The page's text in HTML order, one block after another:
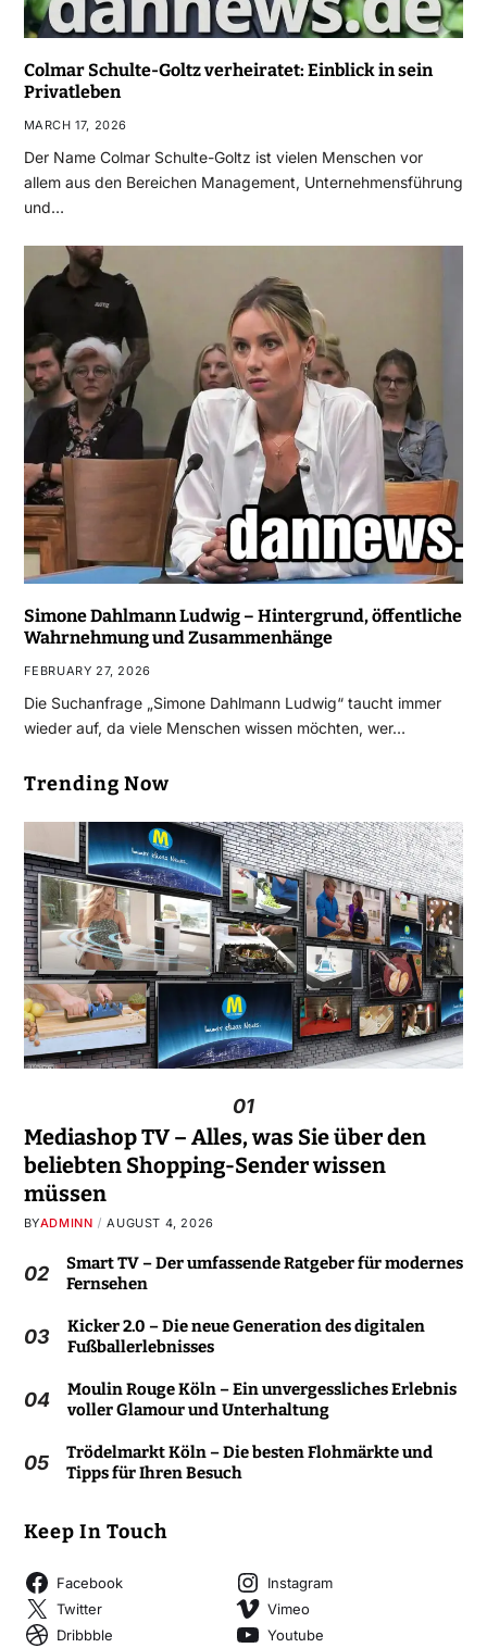
Colmar Schulte-Goltz verheiratet: Einblick in sein
Privatleben
MARCH 17, 2026
Der Name Colmar Schulte-Goltz ist vielen Menschen vor
allem aus den Bereichen Management, Unternehmensführung
und…
Simone Dahlmann Ludwig – Hintergrund, öffentliche
Wahrnehmung und Zusammenhänge
FEBRUARY 27, 2026
Die Suchanfrage „Simone Dahlmann Ludwig“ taucht immer
wieder auf, da viele Menschen wissen möchten, wer…
Trending Now
01
Mediashop TV – Alles, was Sie über den
beliebten Shopping-Sender wissen
müssen
BYADMINN AUGUST 4, 2026
02
Smart TV – Der umfassende Ratgeber für modernes
Fernsehen
03
Kicker 2.0 – Die neue Generation des digitalen
Fußballerlebnisses
04
Moulin Rouge Köln – Ein unvergessliches Erlebnis
voller Glamour und Unterhaltung
05
Trödelmarkt Köln – Die besten Flohmärkte und
Tipps für Ihren Besuch
Keep In Touch
Facebook
Instagram
Twitter
Vimeo
Dribbble
Youtube